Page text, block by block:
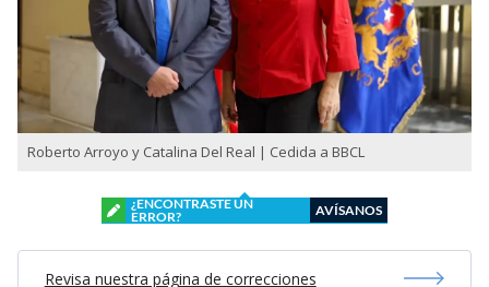
Roberto Arroyo y Catalina Del Real | Cedida a BBCL
¿ENCONTRASTE UN
ERROR?
AVÍSANOS
Revisa nuestra página de correcciones